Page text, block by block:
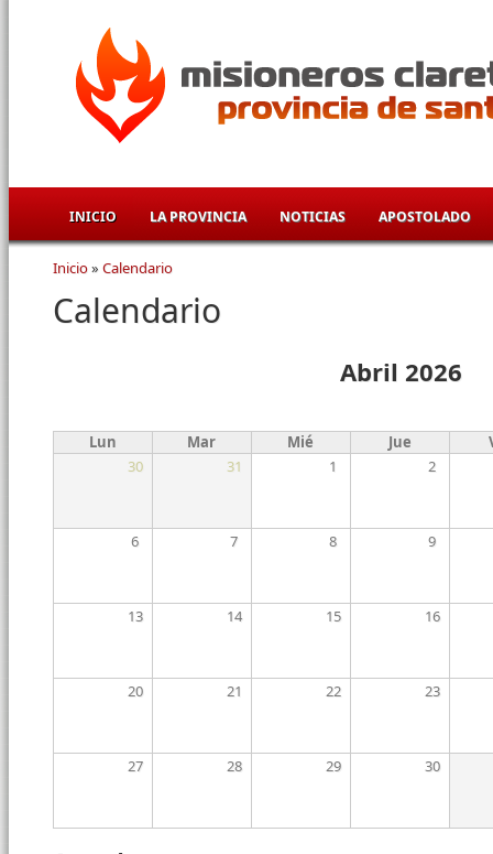
INICIO LA PROVINCIA NOTICIAS APOSTOLADO
Se encuentra usted aquí
Inicio» Calendario
Calendario
Abril 2026
Lun Mar Mié Jue
30
31 1 2
6 7 8 9
13 14 15 16
20 21 22 23
27 28 29 30